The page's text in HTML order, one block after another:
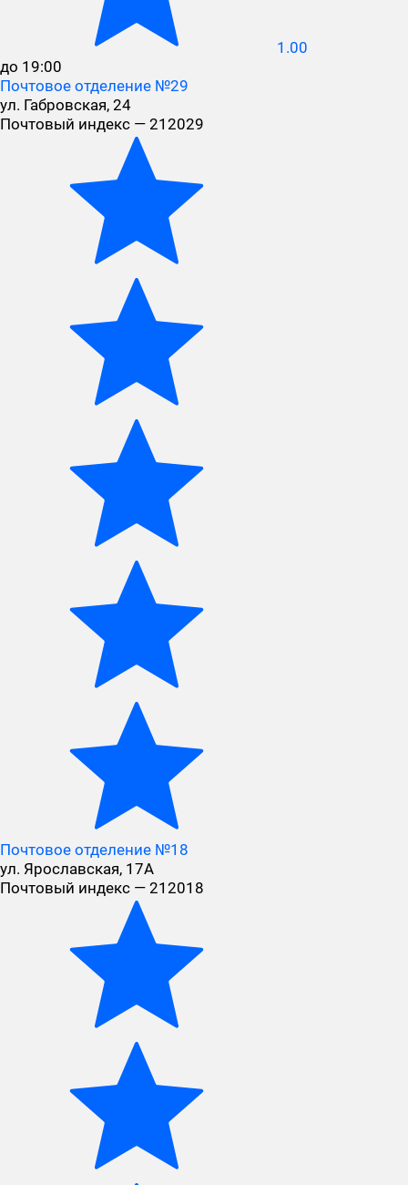
1.00
до 19:00
Почтовое отделение №29
ул. Габровская, 24
Почтовый индекс — 212029
Почтовое отделение №18
ул. Ярославская, 17А
Почтовый индекс — 212018